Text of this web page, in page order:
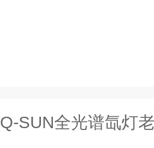
Q-SUN全光谱氙灯老